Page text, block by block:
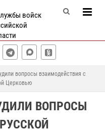
войск
вопросы взаимодействия с
Церковью
ВОПРОСЫ